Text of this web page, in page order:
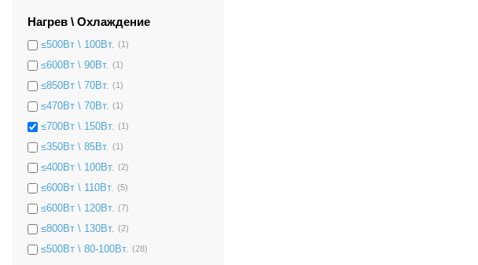
Нагрев \ Охлаждение
≤500Вт \ 100Вт. (1)
≤600Вт \ 90Вт. (1)
≤850Вт \ 70Вт. (1)
≤470Вт \ 70Вт. (1)
≤700Вт \ 150Вт. (1)
≤350Вт \ 85Вт. (1)
≤400Вт \ 100Вт. (2)
≤600Вт \ 110Вт. (5)
≤600Вт \ 120Вт. (7)
≤800Вт \ 130Вт. (2)
≤500Вт \ 80-100Вт. (28)